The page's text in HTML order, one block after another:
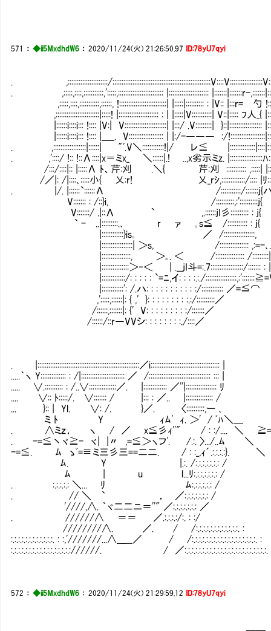
571 ：◆ii5MxdhdW6 ：2020/11/24(火) 21:26:50.97 ID:78yU7qyi
. ,::::::::::::::::::::::/
. ,:::::,::::,:::::::::::,':::::,::::::::::::::::::::::::: |:::::::::::::::::::::: |:::::::|:::::::r-
,:::::,::::,:::::::::::,::::::, !::::::::::::::::::::::::::| |:::::|:::::::::: : |V:: |:::r= 勺
,::::::::::::::::::::::::|:::::! |:::::::::::::::::::::: : | |:::::|V:::::::::::| V::|::::: ﾌ人_{
|::::::i::::i::: !:::: |V:| V:::::::::::::::::::::::| |:::/ .V:::::::::| }::|::::::::::::::::::
|::::::i::::i::: !:::: |＿_. V::::::::::::::::::: | |:/-――― :/
. ,::::::::::::::::::|::::::| "'.V＼::::::::::::!|/ レ≦
. ,'::::/ !:: !::Λ::::|x＝ミx_ ＼::::::|.! ..,x劣示ミz. |::::::::::::::::::ﾊ
/:::/::::|:: |:::::Λ ﾄ、芹:刈 .＼{ 芹:刈 ::::::::::: ,:::::|
/／|: /|::::､:::::小{ 乂:r! 乂_rｼ,:::::::::::::/:::: |ﾘ
. |/. |::::::`::::::Λ /:::::::::::/:::::::j{ハ
V::::::: : /::}i, /::::::::::,:'::::::::::j{
V:::::::/ .|::Λ ` ,.::::::jI彡:::::::::: : j{
` - ..|:::::::::.､ r ァ ｡s≦ /::::::::::: : j{
|::::::::::::}is｡ ／ /:::::::::::::::::,
|:::::::::::::::::| ＞s, /:::::::::::::::: ,:=-､
|::::::::::::::::, ＞｡. ＜ /:::::::::::::::: /
|:::::::::::::::＞‐＜ | .__jI斗=:.7::::::::::::::::::/::::::: :
|:::::::::::::/: : : : : `=ﾆ,イ: : : :.:./
|::::::::::::': /.ハ: : : : : : : : : : :/:::::::::::: ／=≦⌒ ＼
,':::::,::::::|: { ,' }: : : : : : : : :.:/::::::::::／ ＼
/::::::,:::::::|: {' V: : : : : : : : :/:::::::／
/::::::/::r―VVシ: : : : : : : :./::::
. |::::::::::::::::::::::::::::::::::::::::::::::::::::::::／i:::::::::::::::::::::::::::::::::::::: |
.....｀ヽ Y:::::::::::::: : /|:::::::::::::::::::::::: ／ /:::::::::::::::::::::::::::::::::: ::: |
..... ∨.:::::::::: : /..∨:::::::::::::::／. |::::::::::::: ／''|::::::::::::::::: ﾘ
.... ∨:: ﾄ:::::/. ∨::::::: / |::: : ／.. |::::::::::::::: /
... }:: | Yl. ∨: /. }／. 〈::::::::::,ー ､
ミ ﾄ Y ｨﾑ' ｨ. ＞' / ﾞﾊ＼＿
. ∧ミｚ， ヽ / ／ x≦彡ｨ''" / : :/.... ＼
. -=≦丶ヾ≧- ヾ| |〃 ,=≦＞ヽフ'. /.:. 〉.../..ﾑ ＼
-=≦. ﾑ ゝﾞ=≡ミ三彡三==二二. / : :_,ｨ´.:.:.:.:}.
ﾑ. Y |.:. /:.:.:.:.:.:.: /
ﾑ | u l...ﾘ:.:.:.:.:.:.: / いや もし
. :.:.:.:.: ＼... ﾘ ﾑ:.:.:.:.:.: / 貴女
. // ＼ ` ， ／:.:.:.:.:.:.: /
'////,∧. ｀ヾ二二ニ＝''" ／:.:.:.:.:.:.: ／
. //////∧ ＝＝ ／.:.:.:.:/:. : :/
////////∧. ／. / /:.:.:.:.:.:.:.:.:.:.:.:. :
:.:.:.:.:.:.:.:.:.:.:.:. : :,'///////...∧＿__／ / /:.:.:.:.:.:.:.:.:.:.:.:.:.:.:.:.:.:. :
:.:.:.:.:.:.:.:.:.:.:.:.:.:.:.:.://////. / ／:.:.:.:.:.:.:.:.:.:.:.:.:.:.:.:.:.:.:.:.:.:.:.
572 ：◆ii5MxdhdW6 ：2020/11/24(火) 21:29:59.12 ID:78yU7qyi